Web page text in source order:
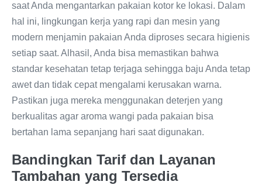
saat Anda mengantarkan pakaian kotor ke lokasi. Dalam
hal ini, lingkungan kerja yang rapi dan mesin yang
modern menjamin pakaian Anda diproses secara higienis
setiap saat. Alhasil, Anda bisa memastikan bahwa
standar kesehatan tetap terjaga sehingga baju Anda tetap
awet dan tidak cepat mengalami kerusakan warna.
Pastikan juga mereka menggunakan deterjen yang
berkualitas agar aroma wangi pada pakaian bisa
bertahan lama sepanjang hari saat digunakan.
Bandingkan Tarif dan Layanan
Tambahan yang Tersedia